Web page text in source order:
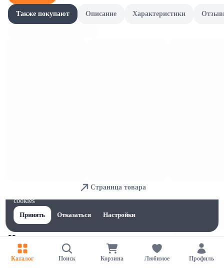
Цитрусовые
Каталог Поиск Корзина Любимое Профиль
Для обеспечения удобства пользователей сайта используются
cookies
Принять
Отказаться Настройки
Также покупают Описание Характеристики
Страница товара